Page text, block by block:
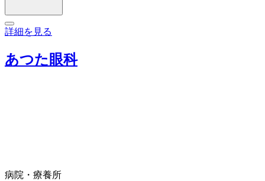
詳細を見る
あつた眼科
病院・療養所